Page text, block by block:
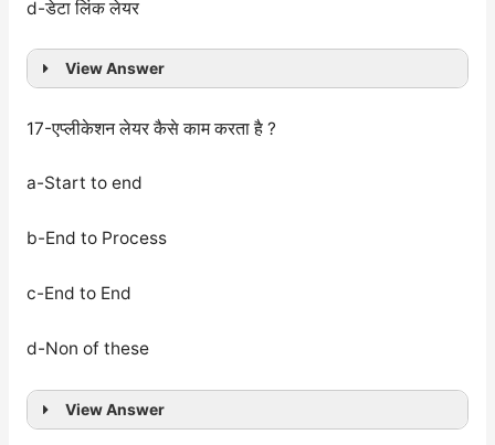
d-डेटा लिंक लेयर
View Answer
17-एप्लीकेशन लेयर कैसे काम करता है ?
a-Start to end
b-End to Process
c-End to End
d-Non of these
View Answer